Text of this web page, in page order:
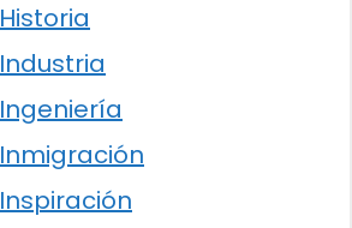
Historia
Industria
Ingeniería
Inmigración
Inspiración